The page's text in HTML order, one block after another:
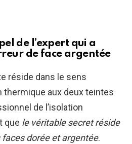
de l’expert qui a
de face argentée
réside dans le sens
thermique aux deux teintes
de l’isolation
que le véritable secret réside
dorée et argentée.